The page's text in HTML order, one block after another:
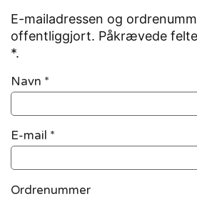
E-mailadressen og
offentliggjort. Påkrævede
*.
Navn *
E-mail *
Ordrenummer